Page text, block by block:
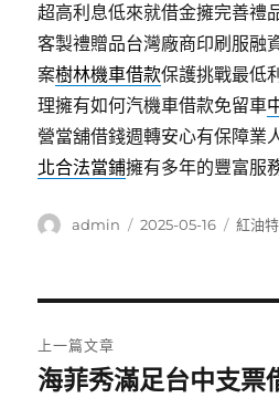
超高利息低來就借金擁完善禮
客製禮贈品台灣廠商印刷服融
案樹林機車借款保護挑戰最低
理擁有如何汽機車借款免留車
營當舖借錢週轉安心有保障業
北合法當鋪擁有多年的豐富服
作
admin
發
2025-05-16
分
紅油
章
上一篇文章
上
海菲秀滿足台中支票